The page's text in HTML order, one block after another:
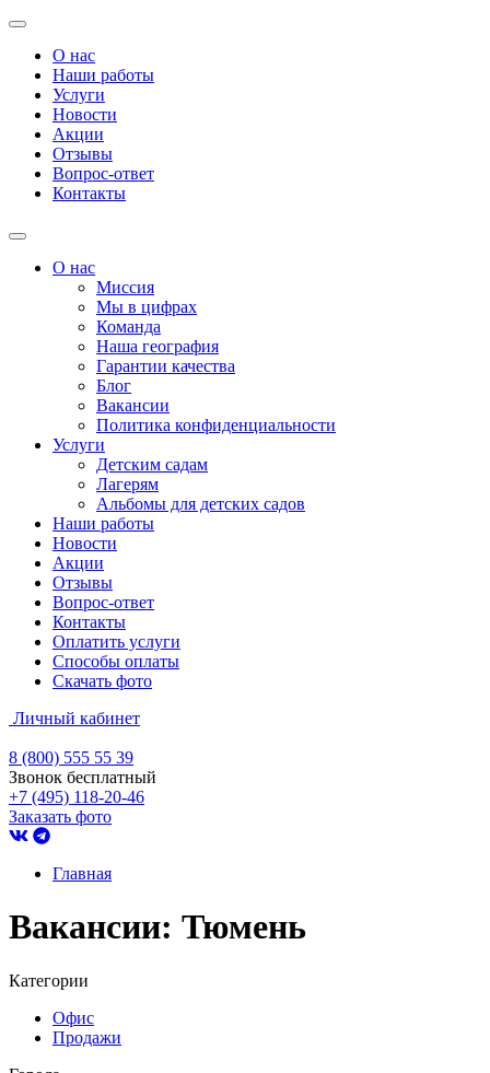
О нас
Наши работы
Услуги
Новости
Акции
Отзывы
Вопрос-ответ
Контакты
О нас
Миссия
Мы в цифрах
Команда
Наша география
Гарантии качества
Блог
Вакансии
Политика конфиденциальности
Услуги
Детским садам
Лагерям
Альбомы для детских садов
Наши работы
Новости
Акции
Отзывы
Вопрос-ответ
Контакты
Оплатить услуги
Способы оплаты
Скачать фото
Личный кабинет
8 (800) 555 55 39
Звонок бесплатный
+7 (495) 118-20-46
Заказать фото
Главная
Вакансии: Тюмень
Категории
Офис
Продажи